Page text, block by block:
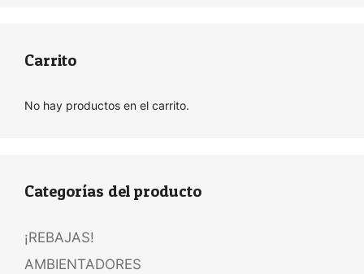
Carrito
No hay productos en el carrito.
Categorías del producto
¡REBAJAS!
AMBIENTADORES